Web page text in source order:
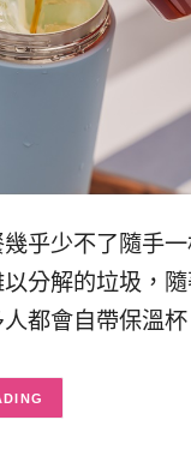
乎少不了隨手
分解的垃圾，
都會自帶保溫